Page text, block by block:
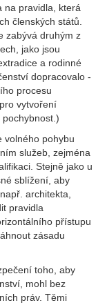
na pravidla, která
členských států.
zabývá druhým z
jako jsou
a rodinné
dopracovalo -
procesu
vytvoření
volného pohybu
služeb, zejména
Stejně jako u
sblížení, aby
architekta,
pravidla
přístupu
zásadu
toho, aby
mohl bez
práv. Těmi